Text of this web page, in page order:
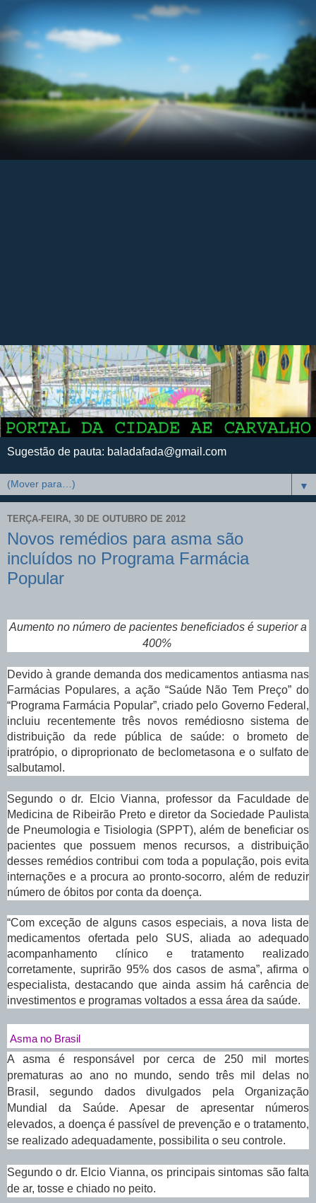
Sugestão de pauta: baladafada@gmail.com
▼
TERÇA-FEIRA, 30 DE OUTUBRO DE 2012
Novos remédios para asma são
incluídos no Programa Farmácia
Popular
Aumento no número de pacientes beneficiados é superior a
400%
Devido à grande demanda dos medicamentos antiasma nas
Farmácias Populares, a ação “Saúde Não Tem Preço” do
“Programa Farmácia Popular”, criado pelo Governo Federal,
incluiu recentemente três novos remédiosno sistema de
distribuição da rede pública de saúde: o brometo de
ipratrópio, o diproprionato de beclometasona e o sulfato de
salbutamol.
Segundo o dr. Elcio Vianna, professor da Faculdade de
Medicina de Ribeirão Preto e diretor da Sociedade Paulista
de Pneumologia e Tisiologia (SPPT), além de beneficiar os
pacientes que possuem menos recursos, a distribuição
desses remédios contribui com toda a população, pois evita
internações e a procura ao pronto-socorro, além de reduzir
número de óbitos por conta da doença.
“Com exceção de alguns casos especiais, a nova lista de
medicamentos ofertada pelo SUS, aliada ao adequado
acompanhamento clínico e tratamento realizado
corretamente, suprirão 95% dos casos de asma”, afirma o
especialista, destacando que ainda assim há carência de
investimentos e programas voltados a essa área da saúde.
Asma no Brasil
A asma é responsável por cerca de 250 mil mortes
prematuras ao ano no mundo, sendo três mil delas no
Brasil, segundo dados divulgados pela Organização
Mundial da Saúde. Apesar de apresentar números
elevados, a doença é passível de prevenção e o tratamento,
se realizado adequadamente, possibilita o seu controle.
Segundo o dr. Elcio Vianna, os principais sintomas são falta
de ar, tosse e chiado no peito.